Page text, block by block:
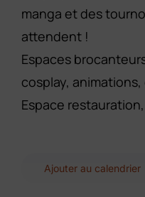
manga et des
attendent !
Espaces
cosplay,
Espace
Ajouter au calendrier